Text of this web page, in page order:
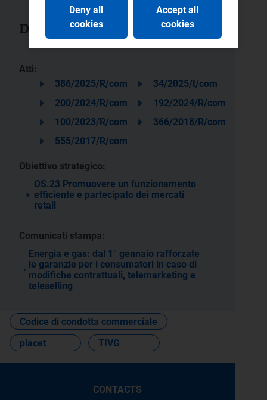
Documenti collegati
Atti:
386/2025/R/com
34/2025/I/com
200/2024/R/com
192/2024/R/com
100/2023/R/com
366/2018/R/com
555/2017/R/com
Obiettivo strategico:
OS.23 Promuovere un funzionamento
efficiente e partecipato dei mercati
retail
Comunicati stampa:
Energia e gas: dal 1° gennaio rafforzate
le garanzie per i consumatori in caso di
modifiche contrattuali, telemarketing e
teleselling
Codice di condotta commerciale
placet
TIVG
CONTACTS
Deny all
cookies
Accept all
cookies